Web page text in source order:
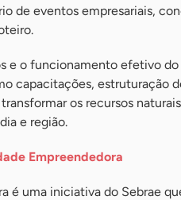
de eventos empresariais,
e o funcionamento efetivo do
capacitações, estruturação
os recursos
e região.
Empreendedora
é uma iniciativa do Sebrae